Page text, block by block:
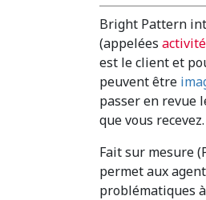
Bright Pattern
(appelées
est le client et
peuvent être
passer en revue
que vous recevez.
Fait sur mesure
permet aux
problématiques